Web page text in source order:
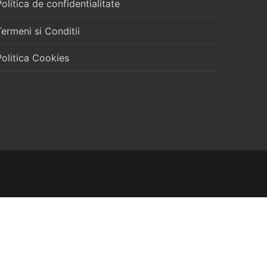
de confidentialitate
si Conditii
Cookies